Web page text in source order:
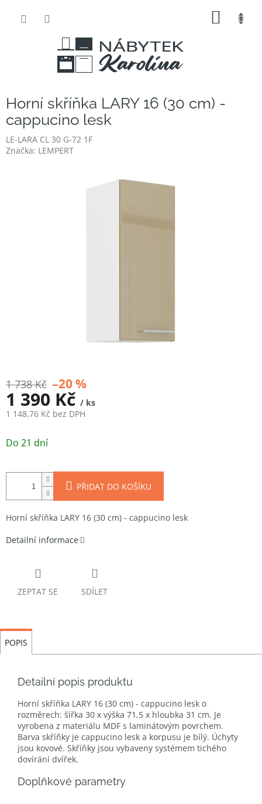
Horní skříňka LARY 16 (30 cm) -
cappucino lesk
LE-LARA CL 30 G-72 1F
Značka: LEMPERT
1 738 Kč –20 %
1 390 Kč / ks
1 148,76 Kč bez DPH
cena:
Do 21 dní
PŘIDAT DO KOŠÍKU
Horní skříňka LARY 16 (30 cm) - cappucino lesk
Detailní informace
ZEPTAT SE SDÍLET
POPIS
Detailní popis produktu
Horní skříňka LARY 16 (30 cm) - cappucino lesk o
rozměrech: šířka 30 x výška 71,5 x hloubka 31 cm. Je
vyrobena z materiálu MDF s laminátovým povrchem.
Barva skříňky je cappucino lesk a korpusu je bílý. Úchyty
jsou kovové. Skříňky jsou vybaveny systémem tichého
dovírání dvířek.
Doplňkové parametry